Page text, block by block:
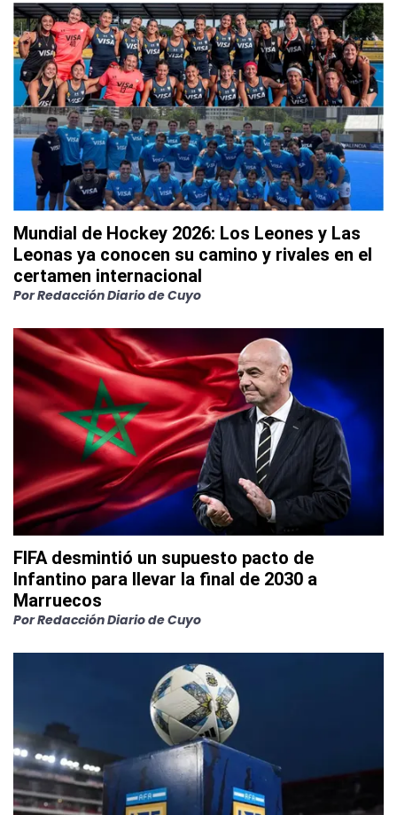
Mundial de Hockey 2026: Los Leones y Las
Leonas ya conocen su camino y rivales en el
certamen internacional
PorRedacción Diario de Cuyo
FIFA desmintió un supuesto pacto de
Infantino para llevar la final de 2030 a
Marruecos
PorRedacción Diario de Cuyo